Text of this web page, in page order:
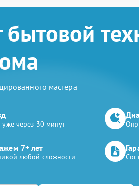
мастера
уже через 30 минут
7+ лет
любой сложности